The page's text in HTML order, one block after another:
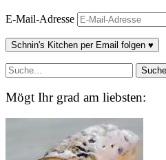
E-Mail-Adresse
Schnin's Kitchen per Email folgen ♥
Mögt Ihr grad am liebsten: